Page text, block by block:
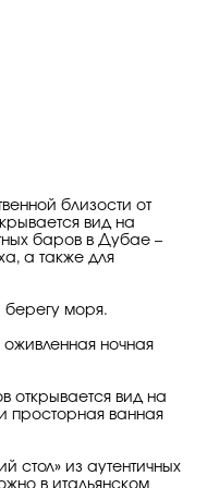
близости от
вид на
баров в Дубае –
а также для
берегу моря.
ночная
открывается вид на
просторная ванная
стол» из аутентичных
в итальянском